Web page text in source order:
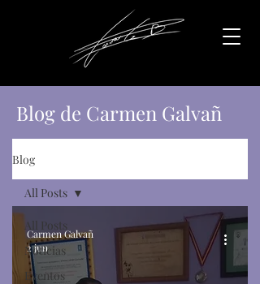
Blog de Carmen Galvañ
Blog
All Posts
Noticias
Eventos
All Posts
Carmen Galvañ
2 jun